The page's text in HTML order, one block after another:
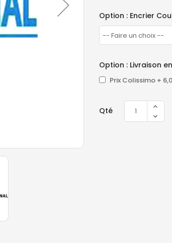
Option : Encrier
Option : Livraison
Prix Colissimo +
Qté